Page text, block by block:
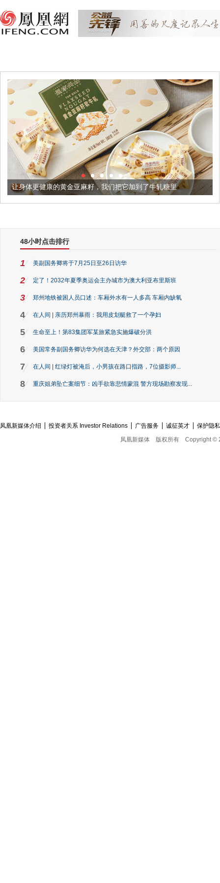
黄金亚麻籽，我们把它加到了牛轧糖里 被列入佛家七宝的
48小时点击排行
1 美副国务卿将于7月25日至26日访华
2 定了！2032年夏季奥运会主办城市为澳大利亚布里斯班
3 郑州地铁被困人员口述：车厢外水有一人多高 车厢内缺氧
4 在人间 | 亲历郑州暴雨：我用皮划艇救了一个孕妇
5 生命至上！第83集团军某旅紧急实施爆破分洪
6 美国常务副国务卿访华为何选在天津？外交部：两个原因
7 在人间 | 红绿灯被淹后，小男孩在路口指路，7位摄影师...
8 重庆姐弟坠亡案细节：凶手欲靠悲情蒙混 警方现场勘察发现...
凤凰新媒体介绍 投资者关系 Investor Relations 广告服务 诚征英才
保护隐
凤凰新媒体
版权所有 Copyright ©